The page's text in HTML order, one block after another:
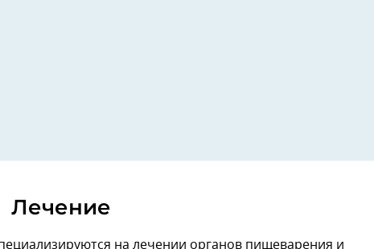
Лечение
на лечении органов пищеварения и